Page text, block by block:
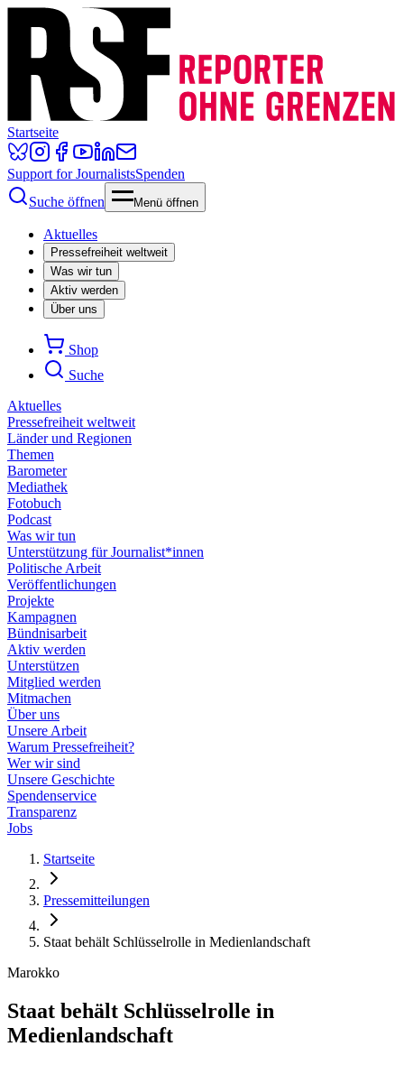
Startseite
Support for JournalistsSpenden
Suche öffnen
Menü öffnen
Aktuelles
Pressefreiheit weltweit
Was wir tun
Aktiv werden
Über uns
Shop
Suche
Aktuelles
Pressefreiheit weltweit
Länder und Regionen
Themen
Barometer
Mediathek
Fotobuch
Podcast
Was wir tun
Unterstützung für Journalist*innen
Politische Arbeit
Veröffentlichungen
Projekte
Kampagnen
Bündnisarbeit
Aktiv werden
Unterstützen
Mitglied werden
Mitmachen
Über uns
Unsere Arbeit
Warum Pressefreiheit?
Wer wir sind
Unsere Geschichte
Spendenservice
Transparenz
Jobs
Startseite
Pressemitteilungen
Staat behält Schlüsselrolle in Medienlandschaft
Marokko
Staat behält Schlüsselrolle in
Medienlandschaft